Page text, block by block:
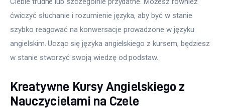
ćwiczyć słuchanie i rozumienie języka, aby być w stanie
szybko reagować na konwersacje prowadzone w języku
angielskim. Ucząc się języka angielskiego z kursem, będziesz
w stanie stworzyć swoją wiedzę od podstaw.
Kreatywne Kursy Angielskiego z
Nauczycielami na Czele